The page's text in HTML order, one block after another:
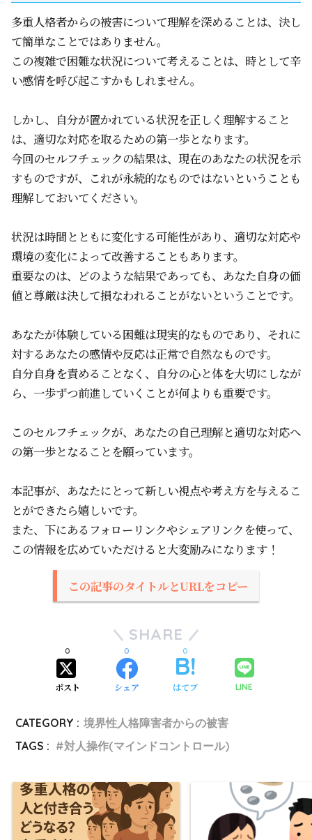
多重人格者からの被害について理解を深めることは、決し
て簡単なことではありません。
この複雑で困難な状況について考えることは、時として辛
い感情を呼び起こすかもしれません。
しかし、自分が置かれている状況を正しく理解すること
は、適切な対応を取るための第一歩となります。
今回のセルフチェックの結果は、現在のあなたの状況を示
すものですが、これが永続的なものではないということも
理解しておいてください。
状況は時間とともに変化する可能性があり、適切な対応や
環境の変化によって改善することもあります。
重要なのは、どのような結果であっても、あなた自身の価
値と尊厳は決して損なわれることがないということです。
あなたが体験している困難は現実的なものであり、それに
対するあなたの感情や反応は正常で自然なものです。
自分自身を責めることなく、自分の心と体を大切にしなが
ら、一歩ずつ前進していくことが何よりも重要です。
このセルフチェックが、あなたの自己理解と適切な対応へ
の第一歩となることを願っています。
本記事が、あなたにとって新しい視点や考え方を与えるこ
とができたら嬉しいです。
また、下にあるフォローリンクやシェアリンクを使って、
この情報を広めていただけると大変励みになります！
この記事のタイトルとURLをコピー
SHARE
ポスト
0
シェア
0
はてブ
0
LINE
CATEGORY : 境界性人格障害者からの被害
TAGS :
対人操作(マインドコントロール)